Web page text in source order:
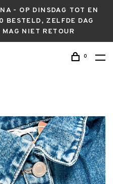
- OP DINSDAG TOT EN
BESTELD, ZELFDE DAG
NIET RETOUR
0